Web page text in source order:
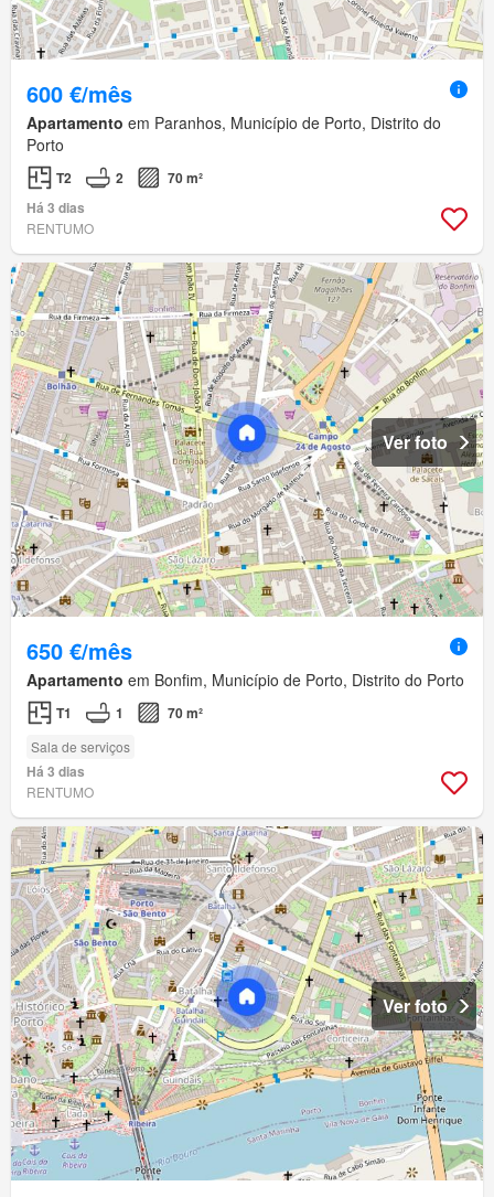
600 €/mês
Apartamento em Paranhos, Município de Porto, Distrito do
Porto
T2 2
70 m²
Há 3 dias
RENTUMO
Ver foto
650 €/mês
Apartamento em Bonfim, Município de Porto, Distrito do Porto
T1 1 70 m²
Sala de serviços
Há 3 dias
RENTUMO
Ver foto